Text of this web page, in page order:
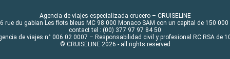
Agencia de viajes especializada crucero – CRUISELINE
rue du gabian Les flots bleus MC 98 000 Monaco SAM con un capital de 150 000
contact tel : (00) 377 97 97 84 50
de viajes n° 006 02 0007 – Responsabilidad civil y profesional RC RSA de
© CRUISELINE 2026 - all rights reserved